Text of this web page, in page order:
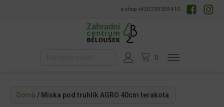
e-shop: +420 739 359 410
Domů / Miska pod truhlík AGRO 40cm terakota